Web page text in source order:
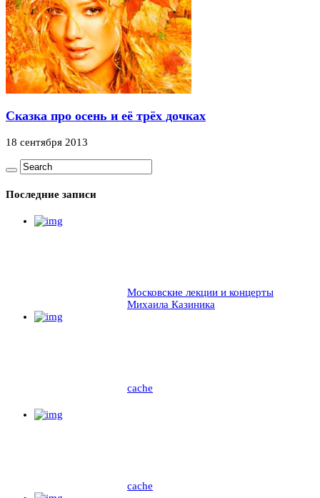
Сказка про осень и её трёх дочках
18 сентября 2013
Последние записи
Московские лекции и концерты
Михаила Казиника
cache
cache